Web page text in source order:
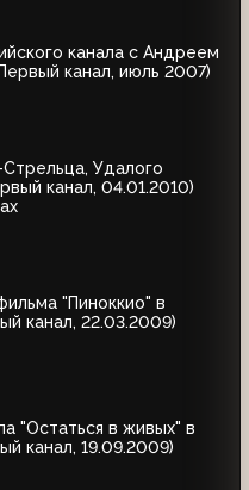
канала с Андреем
канал, июль 2007)
Удалого
канал, 04.01.2010)
"Пиноккио" в
канал, 22.03.2009)
"Остаться в живых" в
канал, 19.09.2009)